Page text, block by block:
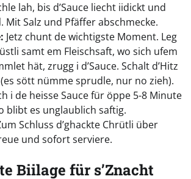
lah, bis d’Sauce liecht iidickt und
Mit Salz und Pfäffer abschmecke.
Jetz chunt de wichtigste Moment. Leg
samt em Fleischsaft, wo sich ufem
hät, zrugg i d’Sauce. Schalt d’Hitz
sött nümme sprudle, nur no zieh).
i de heisse Sauce für öppe 5-8 Minute
blibt es unglaublich saftig.
Schluss d’ghackte Chrütli über
und sofort serviere.
Biilage für s’Znacht